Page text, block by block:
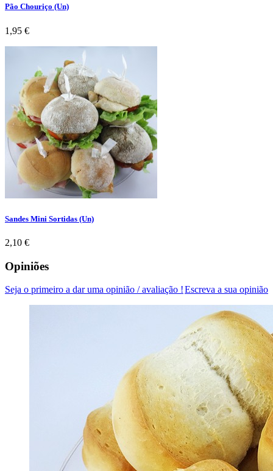
Pão Chouriço (Un)
Preço
1,95 €
Sandes Mini Sortidas (Un)
Preço
2,10 €
Opiniões
Escreva a sua opinião
Seja o primeiro a dar uma opinião / avaliação !